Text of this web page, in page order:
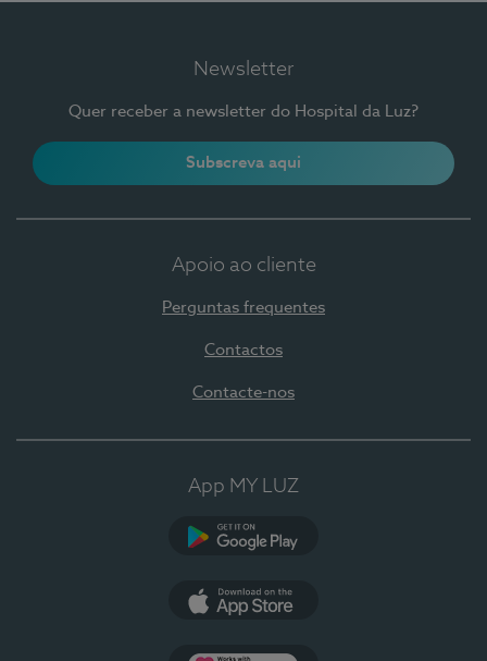
Newsletter
Quer receber a newsletter do Hospital da Luz?
Subscreva aqui
Apoio ao cliente
Perguntas frequentes
Contactos
Contacte-nos
App MY LUZ